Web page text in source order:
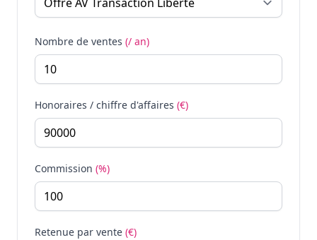
Nombre de ventes (/ an)
Honoraires / chiffre d'affaires (€)
Commission (%)
Retenue par vente (€)